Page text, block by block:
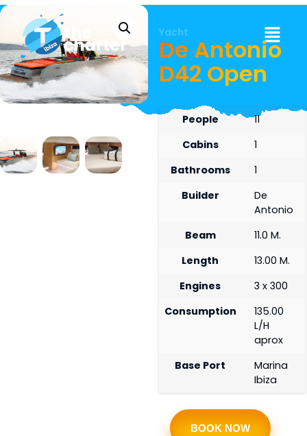
Yacht
De Antonio
D42 Open
People
11
Cabins
1
Bathrooms
1
Builder
De
Antonio
Beam
11.0 M.
Length
13.00 M.
Engines
3 x 300
Consumption
135.00
L/H
aprox
Base Port
Marina
Ibiza
BOOK NOW